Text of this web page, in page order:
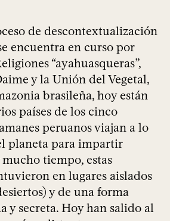
de descontextualización
encuentra en curso por
“ayahuasqueras”,
y la Unión del Vegetal,
brasileña, hoy están
países de los cinco
peruanos viajan a lo
planeta para impartir
tiempo, estas
en lugares aislados
y de una forma
y secreta. Hoy han salido al